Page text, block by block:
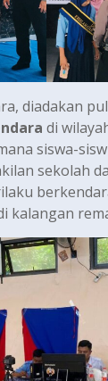
diadakan
di
siswa-
sekolah
kalangan